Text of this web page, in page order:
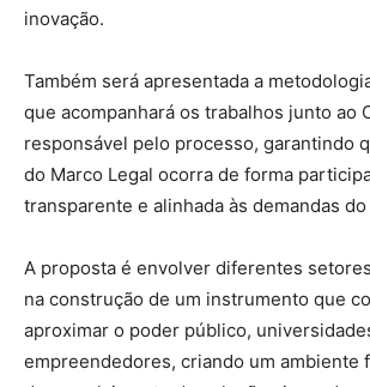
inovação.
Também será apresentada a
que acompanhará os trabalhos junto ao
responsável pelo processo, garantindo
do Marco Legal ocorra de forma
transparente e alinhada às demandas
A proposta é envolver diferentes
na construção de um instrumento que
aproximar o poder público,
empreendedores, criando um ambiente